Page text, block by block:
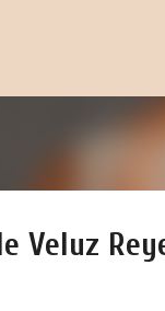
Veluz